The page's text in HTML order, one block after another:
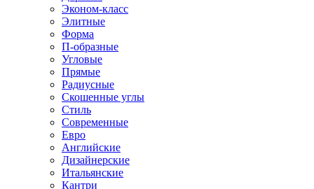
Эконом-класс
Элитные
Форма
П-образные
Угловые
Прямые
Радиусные
Скошенные углы
Стиль
Современные
Евро
Английские
Дизайнерские
Итальянские
Кантри